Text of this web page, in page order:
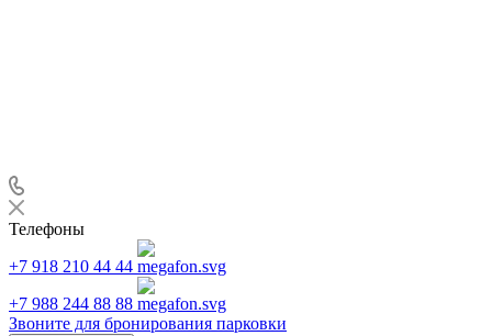
Телефоны
+7 918 210 44 44
+7 988 244 88 88
Звоните для бронирования парковки